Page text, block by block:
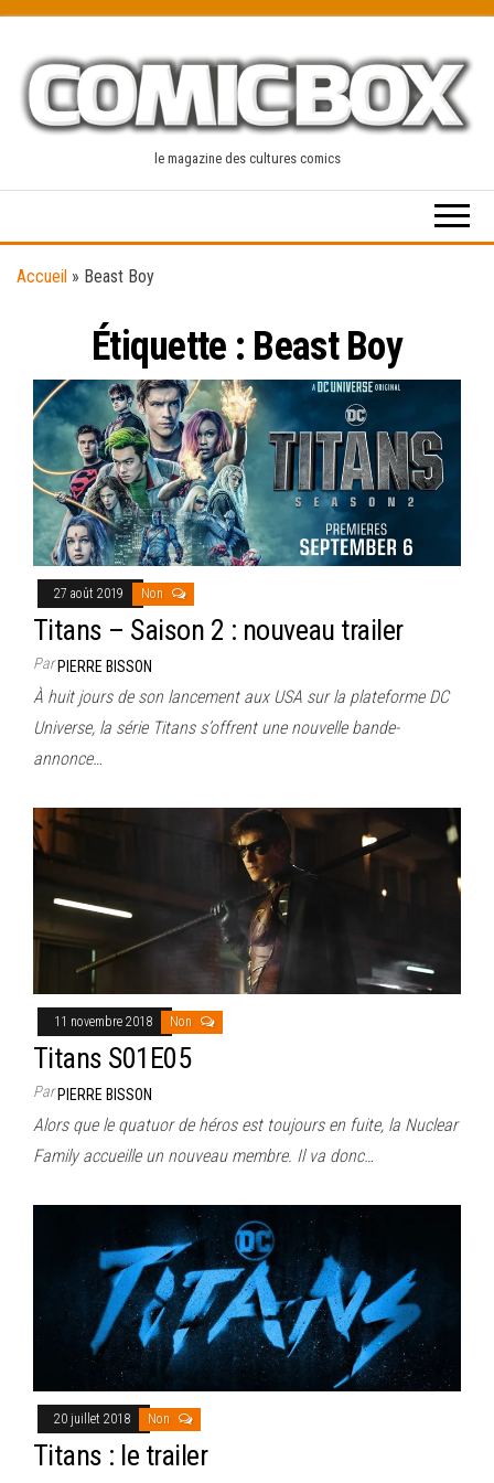
content
le magazine des cultures comics
Accueil » Beast Boy
Étiquette : Beast Boy
27 août 2019 Non
Titans – Saison 2 : nouveau trailer
ParPIERRE BISSON
À huit jours de son lancement aux USA sur la plateforme DC
Universe, la série Titans s’offrent une nouvelle bande-
annonce…
11 novembre 2018 Non
Titans S01E05
ParPIERRE BISSON
Alors que le quatuor de héros est toujours en fuite, la Nuclear
Family accueille un nouveau membre. Il va donc…
20 juillet 2018 Non
Titans : le trailer